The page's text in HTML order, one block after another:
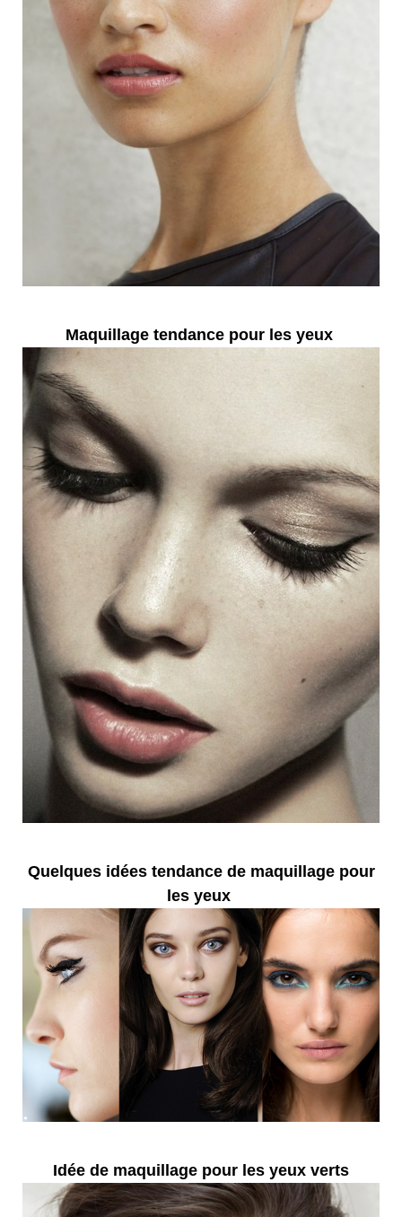
Maquillage tendance pour les yeux
Quelques idées tendance de maquillage pour
les yeux
Idée de maquillage pour les yeux verts